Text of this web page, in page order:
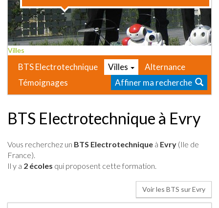
Villes
BTS Electrotechnique Villes
Alternance
Témoignages
Affiner ma recherche
BTS Electrotechnique à Evry
Vous recherchez un BTS Electrotechnique à Evry (Ile de
France).
Il y a 2 écoles qui proposent cette formation.
Voir les BTS sur Evry